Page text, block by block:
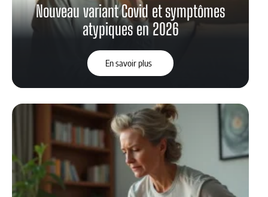
Nouveau variant Covid et symptômes
atypiques en 2026
En savoir plus